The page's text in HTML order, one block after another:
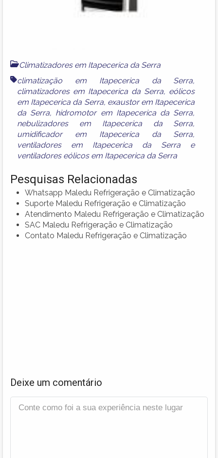
Climatizadores em Itapecerica da Serra
climatização em Itapecerica da Serra,
climatizadores em Itapecerica da Serra, eólicos
em Itapecerica da Serra, exaustor em Itapecerica
da Serra, hidromotor em Itapecerica da Serra,
nebulizadores em Itapecerica da Serra,
umidificador em Itapecerica da Serra,
ventiladores em Itapecerica da Serra e
ventiladores eólicos em Itapecerica da Serra
Pesquisas Relacionadas
Whatsapp Maledu Refrigeração e Climatização
Suporte Maledu Refrigeração e Climatização
Atendimento Maledu Refrigeração e Climatização
SAC Maledu Refrigeração e Climatização
Contato Maledu Refrigeração e Climatização
Deixe um comentário